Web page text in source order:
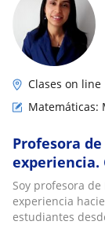
Clases on line
Matemáticas:
Profesora
experiencia.
de quinto
preparación
Soy profesora
experiencia
estudiantes